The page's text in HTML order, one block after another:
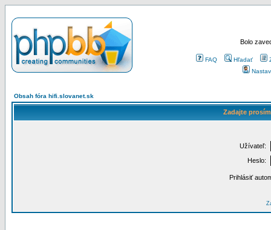
Bolo
FAQ Hľadať
Obsah fóra hifi.slovanet.sk
Zadajte
Užívateľ:
Heslo:
Prihlásiť